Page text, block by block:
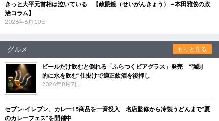
きっと大平元首相は泣いている 【政眼鏡（せいがんきょう）－本田雅俊の政
治コラム】
2026年6月10日
グルメ もっと見る
ビールだけ飲むと倒れる「ふらつくビアグラス」発売 “強制
的に水を飲む”仕掛けで適正飲酒を後押し
2026年8月7日
セブン‐イレブン、カレー15商品を一斉投入 名店監修から冷製うどんまで“夏
のカレーフェス”を開催中